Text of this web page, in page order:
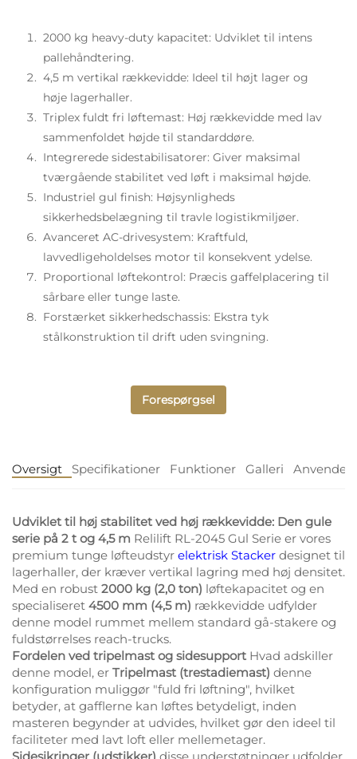
2000 kg heavy-duty kapacitet: Udviklet til intens
pallehåndtering.
4,5 m vertikal rækkevidde: Ideel til højt lager og
høje lagerhaller.
Triplex fuldt fri løftemast: Høj rækkevidde med lav
sammenfoldet højde til standarddøre.
Integrerede sidestabilisatorer: Giver maksimal
tværgående stabilitet ved løft i maksimal højde.
Industriel gul finish: Højsynligheds
sikkerhedsbelægning til travle logistikmiljøer.
Avanceret AC-drivesystem: Kraftfuld,
lavvedligeholdelses motor til konsekvent ydelse.
Proportional løftekontrol: Præcis gaffelplacering til
sårbare eller tunge laste.
Forstærket sikkerhedschassis: Ekstra tyk
stålkonstruktion til drift uden svingning.
Forespørgsel
Oversigt Specifikationer Funktioner Galleri
Udviklet til høj stabilitet ved høj rækkevidde: Den gule
serie på 2 t og 4,5 m Relilift RL-2045 Gul Serie er vores
premium tunge løfteudstyr elektrisk Stacker designet til
lagerhaller, der kræver vertikal lagring med høj densitet.
Med en robust 2000 kg (2,0 ton) løftekapacitet og en
specialiseret 4500 mm (4,5 m) rækkevidde udfylder
denne model rummet mellem standard gå-stakere og
fuldstørrelses reach-trucks.
Fordelen ved tripelmast og sidesupport Hvad adskiller
denne model, er Tripelmast (trestadiemast) denne
konfiguration muliggør "fuld fri løftning", hvilket
betyder, at gafflerne kan løftes betydeligt, inden
masteren begynder at udvides, hvilket gør den ideel til
faciliteter med lavt loft eller mellemetager.
Sidesikringer (udstikker) disse understøtninger udfolder